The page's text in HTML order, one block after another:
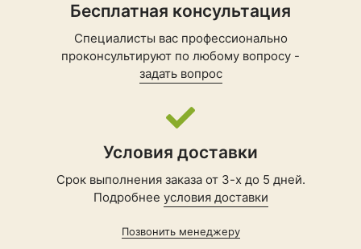
Бесплатная консультация
Специалисты вас профессионально
проконсультируют по любому вопросу -
задать вопрос
Условия доставки
Срок выполнения заказа от 3-х до 5 дней.
Подробнее условия доставки
Позвонить менеджеру